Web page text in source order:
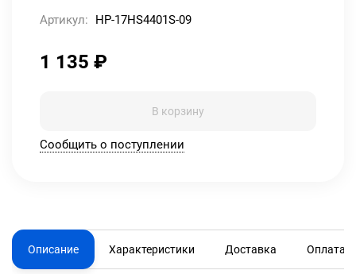
Артикул: HP-17HS4401S-09
1 135 ₽
В корзину
Сообщить о поступлении
Описание Характеристики Доставка Оплата